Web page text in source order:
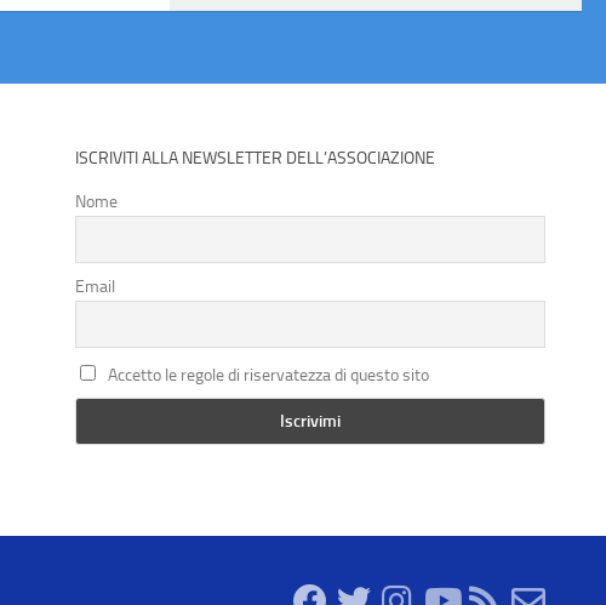
ISCRIVITI ALLA NEWSLETTER DELL’ASSOCIAZIONE
Nome
Email
Accetto le regole di riservatezza di questo sito